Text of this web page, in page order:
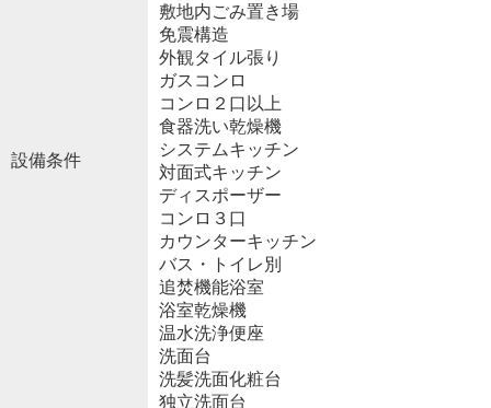
設備条件
敷地内ごみ置き場
免震構造
外観タイル張り
ガスコンロ
コンロ２口以上
食器洗い乾燥機
システムキッチン
対面式キッチン
ディスポーザー
コンロ３口
カウンターキッチン
バス・トイレ別
追焚機能浴室
浴室乾燥機
温水洗浄便座
洗面台
洗髪洗面化粧台
独立洗面台